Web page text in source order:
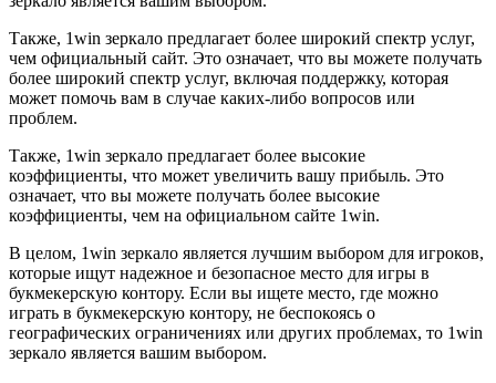
Также, 1win зеркало предлагает более широкий спектр услуг,
чем официальный сайт. Это означает, что вы можете получать
более широкий спектр услуг, включая поддержку, которая
может помочь вам в случае каких-либо вопросов или
проблем.
Также, 1win зеркало предлагает более высокие
коэффициенты, что может увеличить вашу прибыль. Это
означает, что вы можете получать более высокие
коэффициенты, чем на официальном сайте 1win.
В целом, 1win зеркало является лучшим выбором для игроков,
которые ищут надежное и безопасное место для игры в
букмекерскую контору. Если вы ищете место, где можно
играть в букмекерскую контору, не беспокоясь о
географических ограничениях или других проблемах, то 1win
зеркало является вашим выбором.